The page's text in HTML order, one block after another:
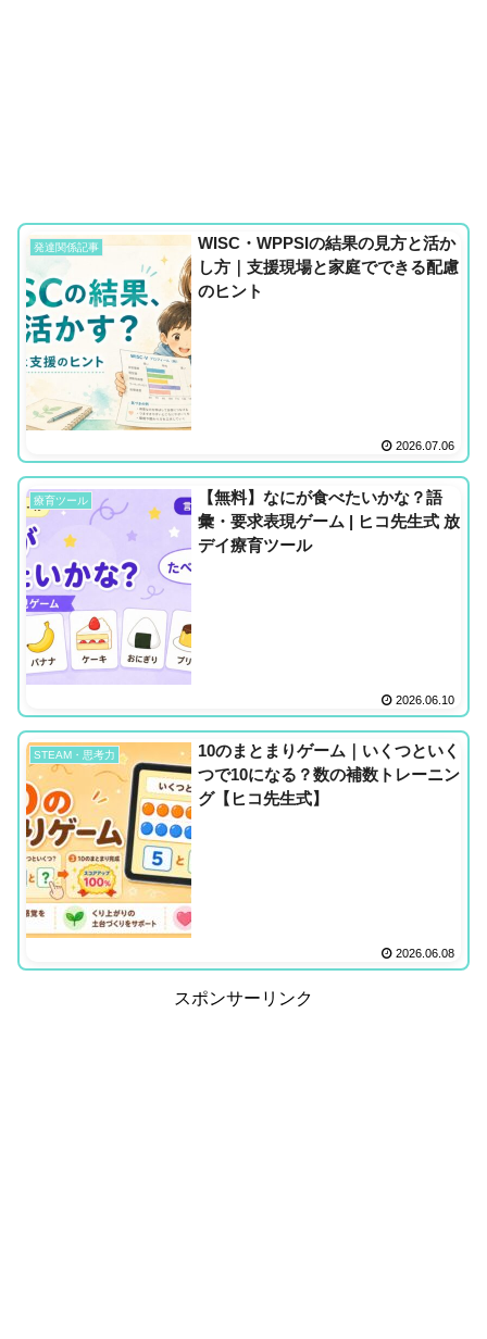
発達関係記事
WISC・WPPSIの結果の見方と活か
し方｜支援現場と家庭でできる配慮
のヒント
2026.07.06
療育ツール
【無料】なにが食べたいかな？語
彙・要求表現ゲーム | ヒコ先生式 放
デイ療育ツール
2026.06.10
STEAM・思考力
10のまとまりゲーム｜いくつといく
つで10になる？数の補数トレーニン
グ【ヒコ先生式】
2026.06.08
スポンサーリンク